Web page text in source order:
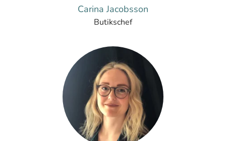
Carina Jacobsson
Butikschef